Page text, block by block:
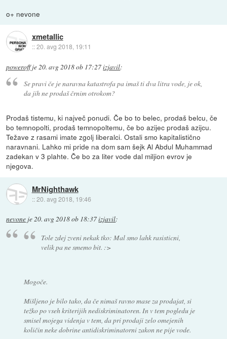
o+ nevone
xmetallic
::20. avg 2018, 19:11
poweroffje20. avg 2018 ob 17:27izjavil:
Se pravi če je naravna katastrofa pa imaš ti dva litra vode, je ok,
da jih ne prodaš črnim otrokom?
Prodaš tistemu, ki največ ponudi. Če bo to belec, prodaš belcu, če
bo temnopolti, prodaš temnopoltemu, če bo azijec prodaš azijcu.
Težave z rasami imate zgolj liberalci. Ostali smo kapitalistično
naravnani. Lahko mi pride na dom sam šejk Al Abdul Muhammad
zadekan v 3 plahte. Če bo za liter vode dal miljion evrov je
njegova.
MrNighthawk
::20. avg 2018, 19:46
nevone je20. avg 2018 ob 18:37izjavil:
Tole zdej zveni nekak tko: Mal smo lahk rasisticni,
velik pa ne smemo bit. :>
Mogoče.
Mišljeno je bilo tako, da če nimaš ravno mase za prodajat, si
težko po vseh kriterijih nediskriminatoren. In v tem pogledu je
smisel mojega videnja v tem, da pri prodaji zelo omejenih
količin neke dobrine antidiskriminatorni zakon ne pije vode.